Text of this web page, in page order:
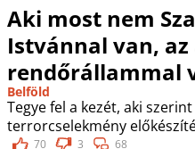
Aki most nem
Istvánnal van, az
rendőrállammal
Belföld
Tegye fel a kezét, aki
terrorcselekmény
70 3 68